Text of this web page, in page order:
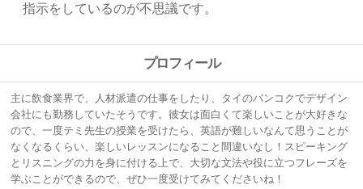
指示をしているのが不思議です。
プロフィール
主に飲食業界で、人材派遣の仕事をしたり、
タイのバンコクでデザイン
会社にも勤務していたそうです。彼女は面白くて楽しいことが大好きな
ので、一度テミ先生の授業を受けたら、英語が難しいなんて思うことが
なくなるくらい、楽しいレッスンになること間違いなし！ スピーキング
とリスニングの力を身に付ける上で、 大切な文法や役に立つフレーズを
学ぶことができるので、ぜひ一度受けてみてくださいね！